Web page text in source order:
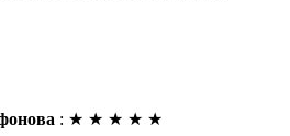
: ★ ★ ★ ★ ★